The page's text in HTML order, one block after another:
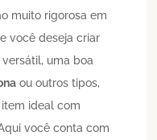
muito rigorosa em
você deseja criar
uma boa
ou outros tipos,
ideal com
você conta com